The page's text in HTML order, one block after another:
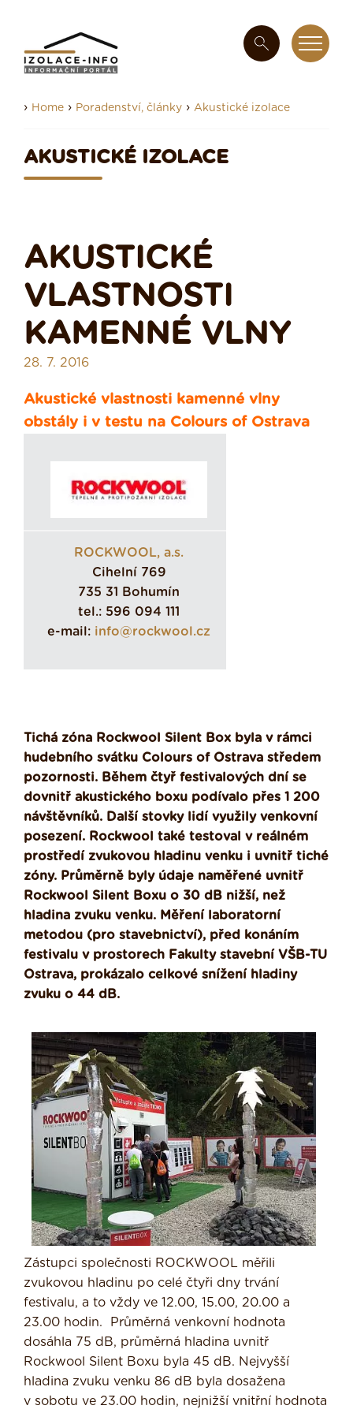
› Home › Poradenství, články › Akustické izolace
AKUSTICKÉ IZOLACE
AKUSTICKÉ
VLASTNOSTI
KAMENNÉ VLNY
28. 7. 2016
Akustické vlastnosti kamenné vlny
obstály i v testu na Colours of Ostrava
ROCKWOOL, a.s.
Cihelní 769
735 31 Bohumín
tel.: 596 094 111
e-mail: info@rockwool.cz
Tichá zóna Rockwool Silent Box byla v rámci
hudebního svátku Colours of Ostrava středem
pozornosti. Během čtyř festivalových dní se
dovnitř akustického boxu podívalo přes 1 200
návštěvníků. Další stovky lidí využily venkovní
posezení. Rockwool také testoval v reálném
prostředí zvukovou hladinu venku i uvnitř tiché
zóny. Průměrně byly údaje naměřené uvnitř
Rockwool Silent Boxu o 30 dB nižší, než
hladina zvuku venku. Měření laboratorní
metodou (pro stavebnictví), před konáním
festivalu v prostorech Fakulty stavební VŠB-TU
Ostrava, prokázalo celkové snížení hladiny
zvuku o 44 dB.
Zástupci společnosti ROCKWOOL měřili
zvukovou hladinu po celé čtyři dny trvání
festivalu, a to vždy ve 12.00, 15.00, 20.00 a
23.00 hodin. Průměrná venkovní hodnota
dosáhla 75 dB, průměrná hladina uvnitř
Rockwool Silent Boxu byla 45 dB. Nejvyšší
hladina zvuku venku 86 dB byla dosažena
v sobotu ve 23.00 hodin, nejnižší vnitřní hodnota